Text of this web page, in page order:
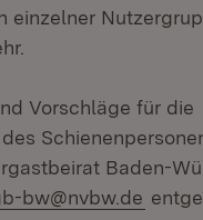
einzelner
Vorschläge für die
Baden-
bw@nvbw.de